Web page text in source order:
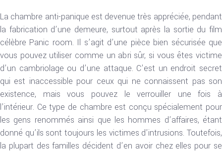
La chambre anti-panique est devenue très appréciée, pendant
la fabrication d’une demeure, surtout après la sortie du film
célèbre Panic room. Il s’agit d’une pièce bien sécurisée que
vous pouvez utiliser comme un abri sûr, si vous êtes victime
d’un cambriolage ou d’une attaque. C’est un endroit secret
qui est inaccessible pour ceux qui ne connaissent pas son
existence, mais vous pouvez le verrouiller une fois à
l’intérieur. Ce type de chambre est conçu spécialement pour
les gens renommés ainsi que les hommes d’affaires, étant
donné qu’ils sont toujours les victimes d’intrusions. Toutefois,
la plupart des familles décident d’en avoir chez elles pour se